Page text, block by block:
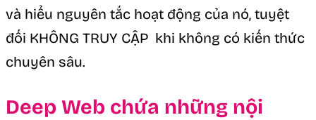
và hiểu nguyên tắc hoạt động của nó, tuyệt
đối KHÔNG TRUY CẬP khi không có kiến thức
chuyên sâu.
Deep Web chứa những nội